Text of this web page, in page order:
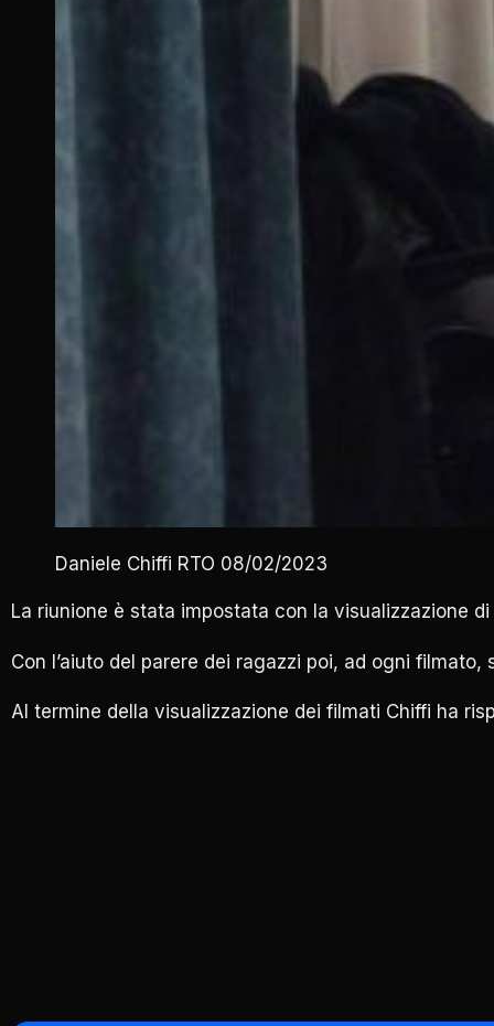
Daniele Chiffi RTO 08/02/2023
La riunione è stata impostata con la visualizzazione
Con l’aiuto del parere dei ragazzi poi, ad ogni
Al termine della visualizzazione dei filmati Chiffi ha